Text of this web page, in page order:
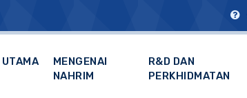
UTAMA
MENGENAI
NAHRIM
R&D DAN
PERKHIDMATAN